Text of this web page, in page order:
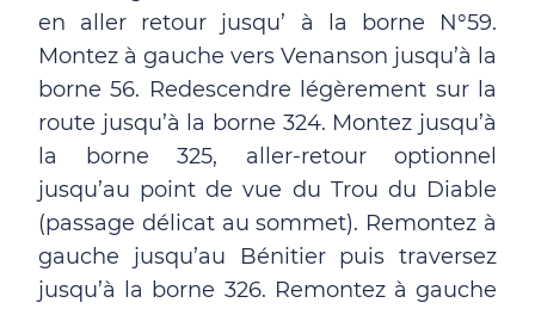
en aller retour jusqu’ à la borne N°59.
Montez à gauche vers Venanson jusqu’à la
borne 56. Redescendre légèrement sur la
route jusqu’à la borne 324. Montez jusqu’à
la borne 325, aller-retour optionnel
jusqu’au point de vue du Trou du Diable
(passage délicat au sommet). Remontez à
gauche jusqu’au Bénitier puis traversez
jusqu’à la borne 326. Remontez à gauche